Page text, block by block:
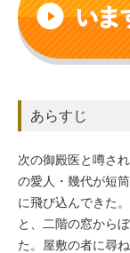
あらすじ
次の御殿医と噂さ
の愛人・幾代が短
に飛び込んできた
と、二階の窓から
た。屋敷の者に尋